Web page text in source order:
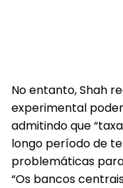
No entanto, Shah
experimental
admitindo que
longo período de
problemáticas
“Os bancos